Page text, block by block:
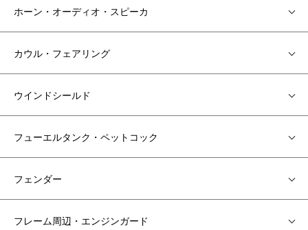
ホーン・オーディオ・スピーカ
カウル・フェアリング
ウインドシールド
フューエルタンク・ペットコック
フェンダー
フレーム周辺・エンジンガード